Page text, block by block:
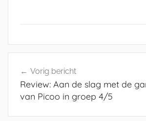
navigatie
Vorig bericht
Review: Aan de slag met de
van Picoo in groep 4/5